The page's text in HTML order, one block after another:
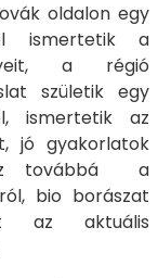
oldalon egy
ismertetik a
a régió
születik egy
ismertetik az
jó gyakorlatok
továbbá a
bio borászat
az aktuális